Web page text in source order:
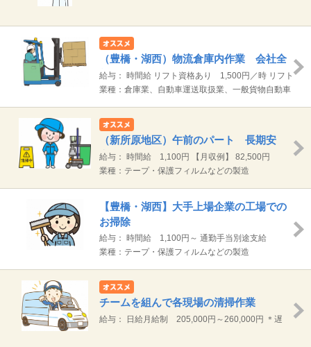
（豊橋・湖西）物流倉庫内作業 会社全
額負担でリフト免許取得！
給与： 時間給 リフト資格あり 1,500円／時 リフト
資格なし 1,400円／時 ※入社後働きながら会社が
間外勤務分については別途支給 【月収例】リフト資
格あり 残業10Hの場合 25.1万円 (1500円
×7.75H)×20日＋残業
業種：倉庫業、自動車運送取扱業、一般貨物自動車
（新所原地区）午前のパート 長期安
定 工場内日常清掃
給与： 時間給 1,100円 【月収例】 82,500円
（1100円×3.75H）×20日 通勤手当は別途規定支給
業種：テープ・保護フィルムなどの製造
【豊橋・湖西】大手上場企業の工場での
お掃除
給与： 時間給 1,100円～ 通勤手当別途支給
業種：テープ・保護フィルムなどの製造
チームを組んで各現場の清掃作業
給与： 日給月給制 205,000円～260,000円 ＊遅